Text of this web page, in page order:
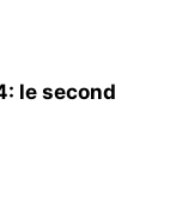
le second